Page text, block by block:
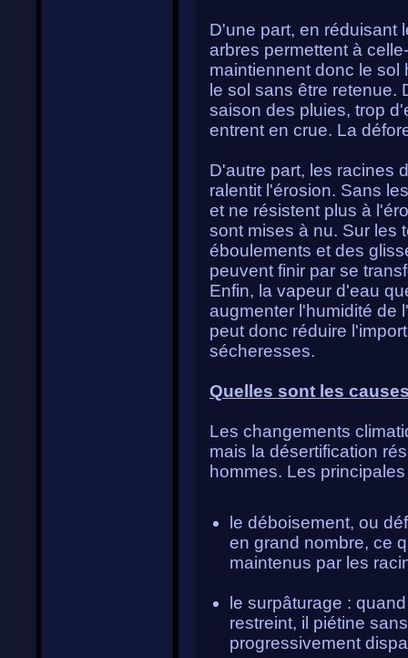
D'une part, en réduisant
arbres permettent à
maintiennent donc le sol
le sol sans être retenue.
saison des pluies, trop
entrent en crue. La
D'autre part, les racines
ralentit l'érosion. Sans
et ne résistent plus à
sont mises à nu. Sur les
éboulements et des
peuvent finir par se
Enfin, la vapeur d'eau
augmenter l'humidité de
peut donc réduire
sécheresses.
Quelles sont les
Les changements
mais la désertification
hommes. Les
le déboisement, ou
en grand nombre, ce
maintenus par les
le surpâturage :
restreint, il piétine
progressivement